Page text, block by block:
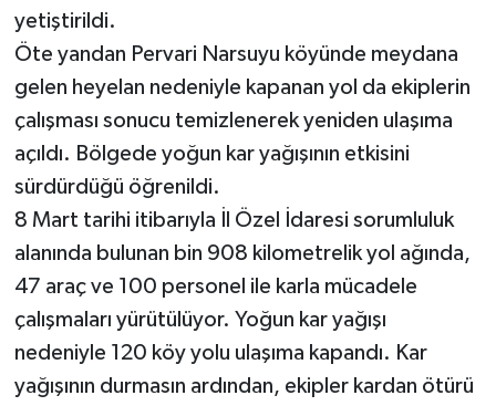
yetiştirildi.
Öte yandan Pervari Narsuyu köyünde meydana
gelen heyelan nedeniyle kapanan yol da ekiplerin
çalışması sonucu temizlenerek yeniden ulaşıma
açıldı. Bölgede yoğun kar yağışının etkisini
sürdürdüğü öğrenildi.
8 Mart tarihi itibarıyla İl Özel İdaresi sorumluluk
alanında bulunan bin 908 kilometrelik yol ağında,
47 araç ve 100 personel ile karla mücadele
çalışmaları yürütülüyor. Yoğun kar yağışı
nedeniyle 120 köy yolu ulaşıma kapandı. Kar
yağışının durmasın ardından, ekipler kardan ötürü